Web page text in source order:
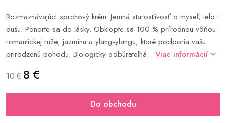
Rozmaznávajúci sprchový krém. Jemná starostlivosť o myseľ, telo i
dušu. Ponorte sa do lásky. Obklopte sa 100 % prírodnou vôňou
romantickej ruže, jazmínu a ylang-ylangu, ktoré podporia vašu
prirodzenú pohodu. Biologicky odbúrateľná... Viac informácií
10 € 8 €
Do obchodu